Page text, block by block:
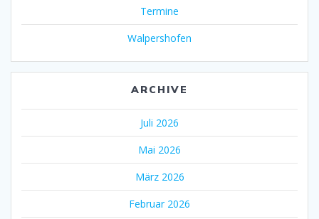
Termine
Walpershofen
ARCHIVE
Juli 2026
Mai 2026
März 2026
Februar 2026